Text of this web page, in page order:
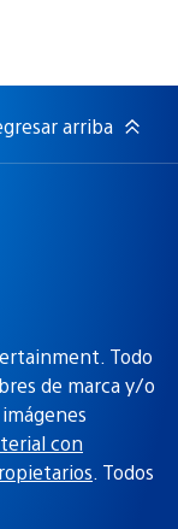
arriba
Todo
de marca y/o
con
. Todos